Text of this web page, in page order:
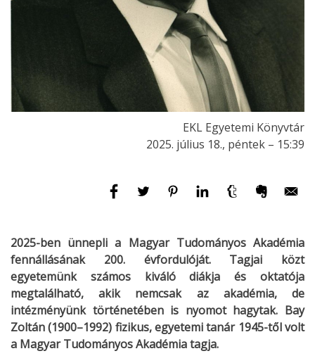
EKL Egyetemi Könyvtár
2025. július 18., péntek – 15:39
2025-ben ünnepli a Magyar Tudományos Akadémia
fennállásának 200. évfordulóját. Tagjai közt
egyetemünk számos kiváló diákja és oktatója
megtalálható, akik nemcsak az akadémia, de
intézményünk történetében is nyomot hagytak. Bay
Zoltán (1900–1992) fizikus, egyetemi tanár 1945-től volt
a Magyar Tudományos Akadémia tagja.